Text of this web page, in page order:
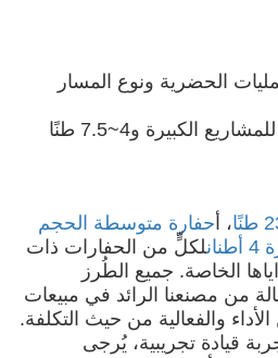
الحضرية ونوع المسار
مطابقة الحمولة: 23 طنًا للمشاريع الكبيرة و4~7.5 طنًا
، أحفارة متوسطة الحجم
لكلٍّ من الحفارات ذات
الخاصة. جميع الطُرز
من مصنعنا الرائد في مبيعات
والفعالية من حيث التكلفة.
قيادة تجريبية، يُرجى